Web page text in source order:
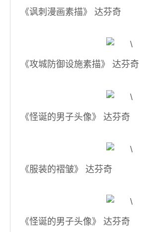
《讽刺漫画素描》 达芬奇
《攻城防御设施素描》 达芬奇
《怪诞的男子头像》 达芬奇
《服装的褶皱》 达芬奇
《怪诞的男子头像》 达芬奇